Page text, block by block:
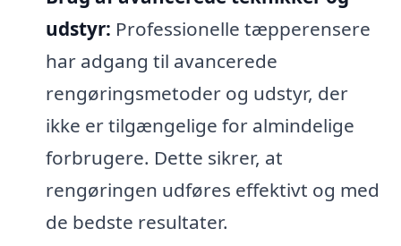
udstyr: Professionelle tæpperensere
har adgang til avancerede
rengøringsmetoder og udstyr, der
ikke er tilgængelige for almindelige
forbrugere. Dette sikrer, at
rengøringen udføres effektivt og med
de bedste resultater.